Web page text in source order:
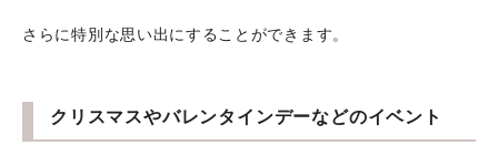
さらに特別な思い出にすることができます。
クリスマスやバレンタインデーなどのイベント